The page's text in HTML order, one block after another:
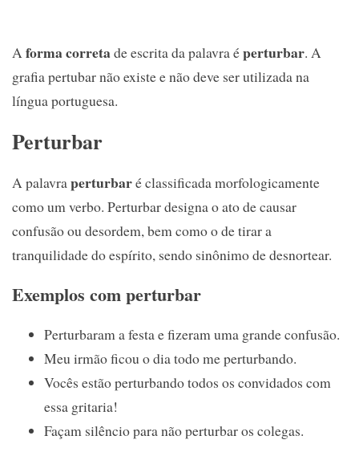
Aforma corretade escrita da palavra éperturbar. A
grafia pertubar não existe e não deve ser utilizada na
língua portuguesa.
Perturbar
A palavraperturbaré classificada morfologicamente
como um verbo. Perturbar designa o ato de causar
confusão ou desordem, bem como o de tirar a
tranquilidade do espírito, sendo sinônimo de desnortear.
Exemplos com perturbar
Perturbaram a festa e fizeram uma grande confusão.
Meu irmão ficou o dia todo me perturbando.
Vocês estão perturbando todos os convidados com
essa gritaria!
Façam silêncio para não perturbar os colegas.